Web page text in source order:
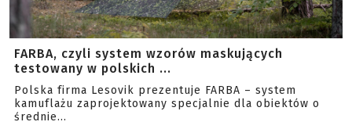
FARBA, czyli system wzorów maskujących
testowany w polskich ...
Polska firma Lesovik prezentuje FARBA – system
kamuflażu zaprojektowany specjalnie dla obiektów o
średnie...